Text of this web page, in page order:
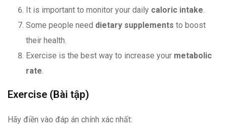
It is important to monitor your daily caloric intake.
Some people need dietary supplements to boost
their health.
Exercise is the best way to increase your metabolic
rate.
Exercise (Bài tập)
Hãy điền vào đáp án chính xác nhất: